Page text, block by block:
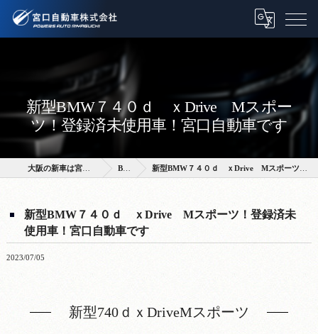
新型BMW７４０ｄ ｘDrive Mスポー
ツ！登録済未使用車！宮口自動車です
大阪の新車は宮口自動車株式会社 BLOG 新型BMW７４０ｄ ｘDrive Mスポーツ！登録済未使用車！宮口自動車です
新型BMW７４０ｄ ｘDrive Mスポーツ！登録済未
使用車！宮口自動車です
2023/07/05
新型740ｄｘDriveMスポーツ